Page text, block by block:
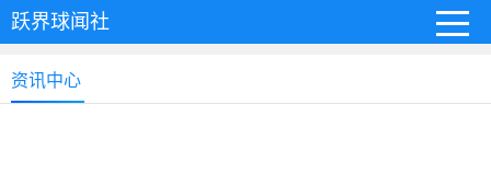
跃界球闻社
资讯中心